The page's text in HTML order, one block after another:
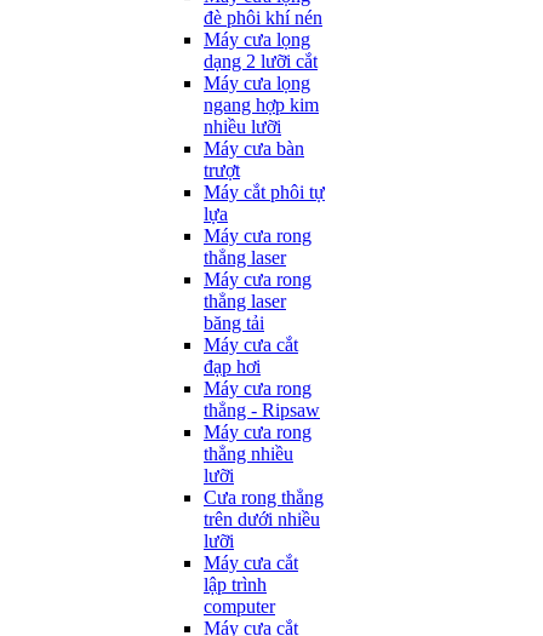
đè phôi khí nén
Máy cưa lọng
dạng 2 lưỡi cắt
Máy cưa lọng
ngang hợp kim
nhiều lưỡi
Máy cưa bàn
trượt
Máy cắt phôi tự
lựa
Máy cưa rong
thẳng laser
Máy cưa rong
thẳng laser
băng tải
Máy cưa cắt
đạp hơi
Máy cưa rong
thẳng - Ripsaw
Máy cưa rong
thẳng nhiều
lưỡi
Cưa rong thẳng
trên dưới nhiều
lưỡi
Máy cưa cắt
lập trình
computer
Máy cưa cắt